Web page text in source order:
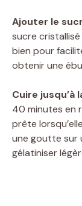
Ajouter le
sucre
bien pour
obtenir une
Cuire jusqu’à
40 minutes en
prête
une goutte sur
gélatiniser